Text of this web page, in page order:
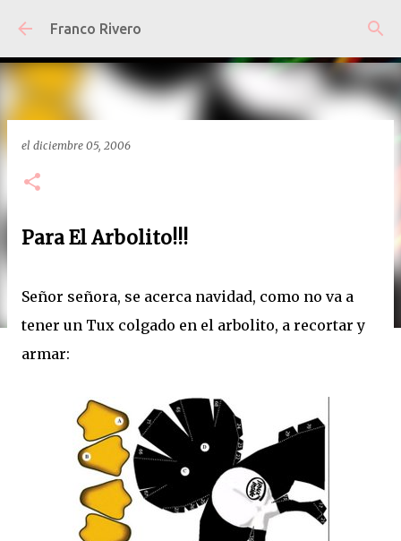
Ir al contenido principal
Franco Rivero
el diciembre 05, 2006
Para El Arbolito!!!
Señor señora, se acerca navidad, como no va a
tener un Tux colgado en el arbolito, a recortar y
armar: